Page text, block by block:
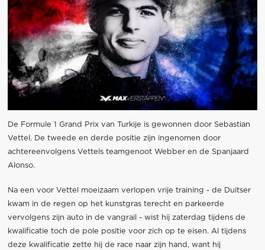
De Formule 1 Grand Prix van Turkije is gewonnen door Sebastian
Vettel. De tweede en derde positie zijn ingenomen door
achtereenvolgens Vettels teamgenoot Webber en de Spanjaard
Alonso.
Na een voor Vettel moeizaam verlopen vrije training - de Duitser
kwam in de regen op het kunstgras terecht en parkeerde
vervolgens zijn auto in de vangrail - wist hij zaterdag tijdens de
kwalificatie toch de pole positie voor zich op te eisen. Al tijdens
deze kwalificatie zette hij de race naar zijn hand, want hij